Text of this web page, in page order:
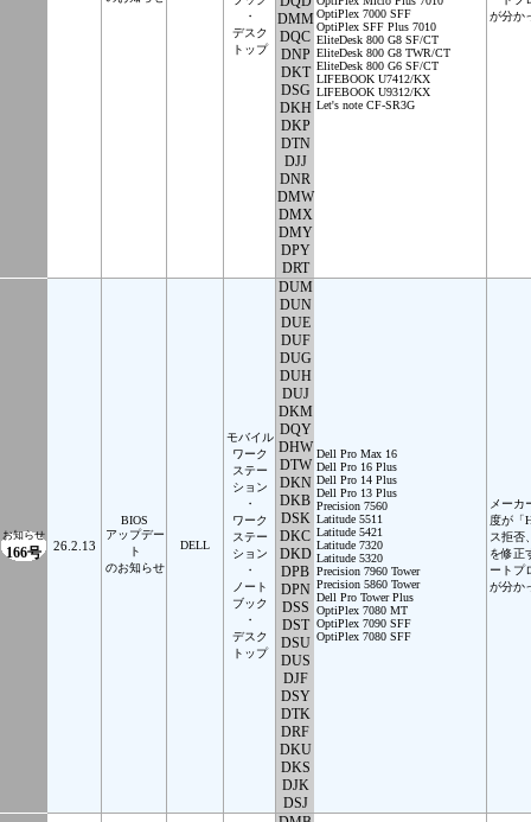
・
デスク
トップ
DMM
DQC
DNP
DKT
DSG
DKH
DKP
DTN
DJJ
DNR
DMW
DMX
DMY
DPY
DRT
OptiPlex 7000 SFF
OptiPlex SFF Plus 7010
EliteDesk 800 G8 SF/CT
EliteDesk 800 G8 TWR/CT
EliteDesk 800 G6 SF/CT
LIFEBOOK U7412/KX
LIFEBOOK U9312/KX
Let's note CF-SR3G
が分か
お知らせ
166号 26.2.13
BIOS
アップデー
ト
のお知らせ
DELL
モバイル
ワーク
ステー
ション
・
ワーク
ステー
ション
・
ノート
ブック
・
デスク
トップ
DUM
DUN
DUE
DUF
DUG
DUH
DUJ
DKM
DQY
DHW
DTW
DKN
DKB
DSK
DKC
DKD
DPB
DPN
DSS
DST
DSU
DUS
DJF
DSY
DTK
DRF
DKU
DKS
DJK
DSJ
Dell Pro Max 16
Dell Pro 16 Plus
Dell Pro 14 Plus
Dell Pro 13 Plus
Precision 7560
Latitude 5511
Latitude 5421
Latitude 7320
Latitude 5320
Precision 7960 Tower
Precision 5860 Tower
Dell Pro Tower Plus
OptiPlex 7080 MT
OptiPlex 7090 SFF
OptiPlex 7080 SFF
メーカ
度が「
ス拒否
を修正
ートプ
が分か